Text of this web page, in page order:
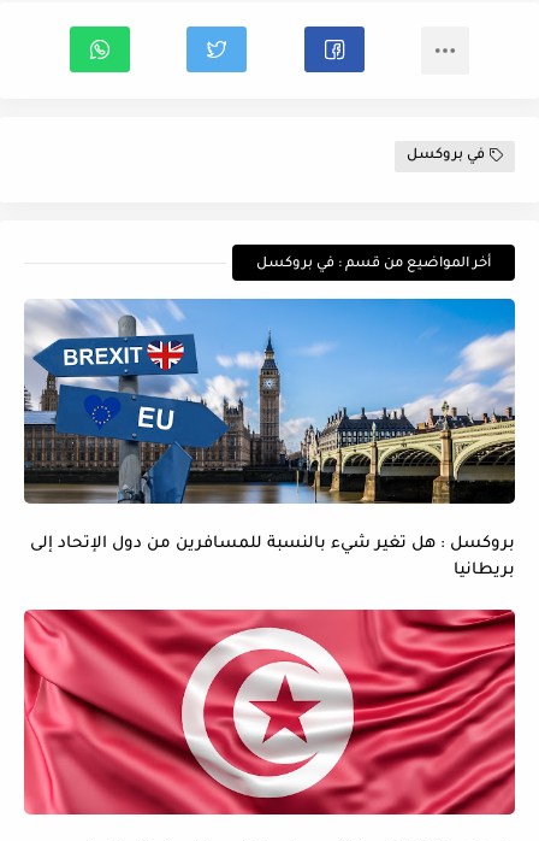
في بروكسل
أخر المواضيع من قسم : في بروكسل
بروكسل : هل تغير شيء بالنسبة للمسافرين من دول الإتحاد إلى
بريطانيا